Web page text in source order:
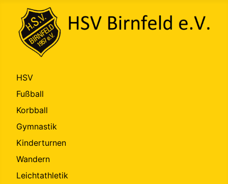
HSV
Fußball
Korbball
Gymnastik
Kinderturnen
Wandern
Leichtathletik